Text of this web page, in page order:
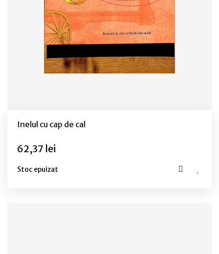
Inelul cu cap de cal
62,37 lei
Stoc epuizat